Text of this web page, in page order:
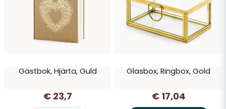
Gästbok, Hjärta, Guld
€ 23,7
Glasbox, Ringbox, Gold
€ 17,04